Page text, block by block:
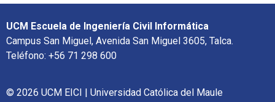
UCM Escuela de Ingeniería Civil Informática
Campus San Miguel, Avenida San Miguel 3605, Talca.
Teléfono: +56 71 298 600
© 2026 UCM EICI | Universidad Católica del Maule